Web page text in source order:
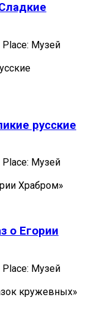
Place: Музей
русские
Place: Музей
Храбром»
о Егории
Place: Музей
кружевных»